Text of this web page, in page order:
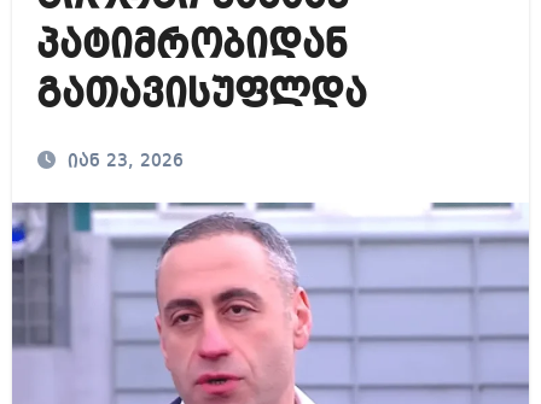
პატიმრობიდან
გათავისუფლდა
იან 23, 2026